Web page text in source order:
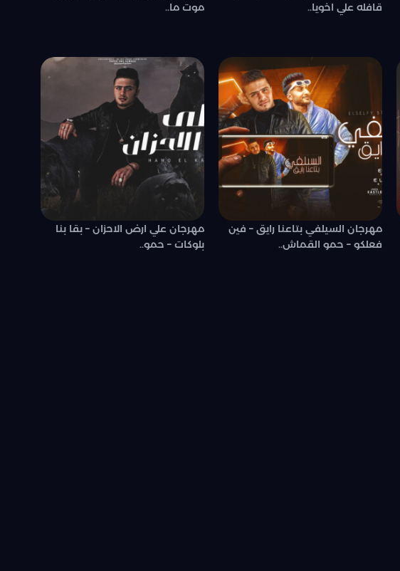
قافله علي اخويا..
موت ما..
مهرجان السيلفي بتاعنا رايق – فين
فعلكو – حمو القماش..
مهرجان علي ارض الاحزان – بقا بنا
بلوكات – حمو..